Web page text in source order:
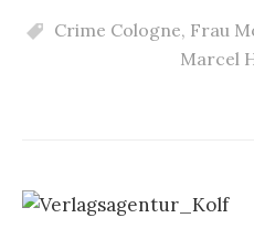
Crime Cologne, Frau
Marcel